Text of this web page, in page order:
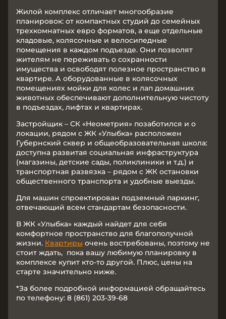
Жилой комплекс отличает многообразие
планировок: от компактных студий до семейных
трехкомнатных евро форматов, а еще отдельные
кладовые, колясочные и велосипедные
помещения в каждом подъезде. Они позволят
жителям не переживать о сохранности
имущества и освободят полезное пространство в
квартире. А оборудованные в колясочных
помещениях мойки для колес и лап домашних
животных обеспечивают дополнительную чистоту
в подъездах, лифтах и квартирах.
Застройщик – СК «Неометрия» позаботился и о
локации, рядом с ЖК «Улыбка» расположен
Губернский сквер и общеобразовательная школа:
доступна развитая социальная инфраструктура
(магазины, детские сады, поликлиники и т.д.) и
транспортная развязка – рядом с ЖК остановки
общественного транспорта и удобные выезды.
Для машин спроектирован подземный паркинг,
отвечающий всем стандартам безопасности.
В ЖК «Улыбка» каждый найдет для себя
комфортное пространство для благополучной
жизни. Квартиры очень востребованы, поэтому не
стоит ждать, пока вашу любимую планировку в
комплексе купит кто-то другой. Плюс, цены на
старте значительно ниже.
*За более подробной информацией обращайтесь
по телефону: 8 (861) 203-39-68